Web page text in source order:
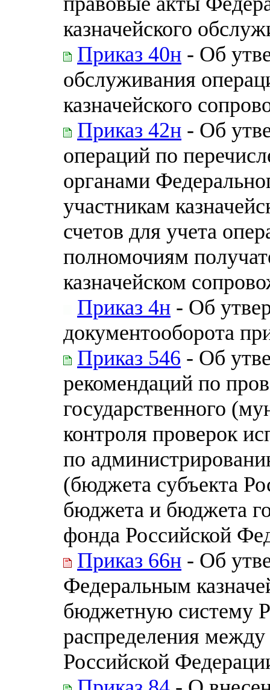
казначейского
Приказ 40н - Об
обслуживания
казначейского
Приказ 42н - Об
операций по
органами
участникам
счетов для учета
полномочиям
казначейском
Приказ 4н - Об
документооборота
Приказ 546 - Об
рекомендаций по
государственного
контроля проверок
по
(бюджета субъекта
бюджета и бюджета
фонда Российской
Приказ 66н - Об
Федеральным
бюджетную систему
распределения
Российской